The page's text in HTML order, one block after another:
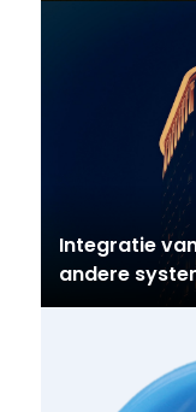
Integratie
andere